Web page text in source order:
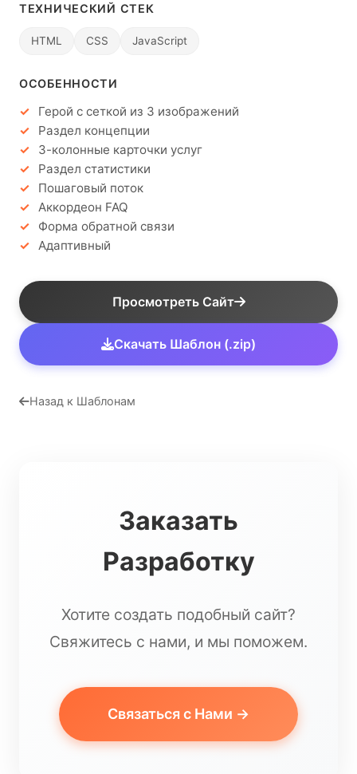
ТЕХНИЧЕСКИЙ СТЕК
HTML CSS JavaScript
ОСОБЕННОСТИ
Герой с сеткой из 3 изображений
Раздел концепции
3-колонные карточки услуг
Раздел статистики
Пошаговый поток
Аккордеон FAQ
Форма обратной связи
Адаптивный
Просмотреть Сайт
Скачать Шаблон (.zip)
Назад к Шаблонам
Заказать
Разработку
Хотите создать подобный сайт?
Свяжитесь с нами, и мы поможем.
Связаться с Нами →